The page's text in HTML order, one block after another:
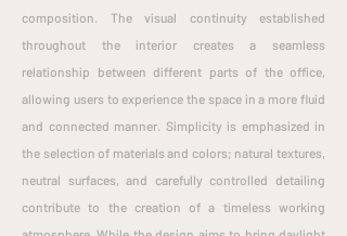
composition. The visual continuity established
throughout the interior creates a seamless
relationship between different parts of the office,
allowing users to experience the space in a more fluid
and connected manner. Simplicity is emphasized in
the selection of materials and colors; natural textures,
neutral surfaces, and carefully controlled detailing
contribute to the creation of a timeless working